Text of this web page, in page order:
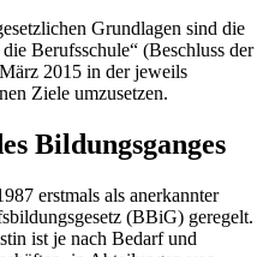
Grundlagen sind die
Berufsschule“ (Beschluss der
2015 in der jeweils
Ziele umzusetzen.
Bildungsganges
erstmals als anerkannter
(BBiG) geregelt.
ist je nach Bedarf und